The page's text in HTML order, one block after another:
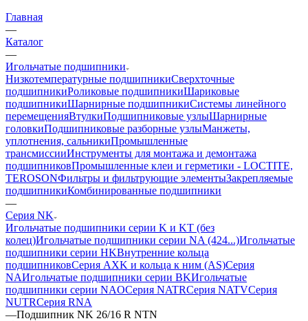
Главная
—
Каталог
—
Игольчатые подшипники
Низкотемпературные подшипникиСверхточные
подшипникиРоликовые подшипникиШариковые
подшипникиШарнирные подшипникиСистемы линейного
перемещенияВтулкиПодшипниковые узлыШарнирные
головкиПодшипниковые разборные узлыМанжеты,
уплотнения, сальникиПромышленные
трансмиссииИнструменты для монтажа и демонтажа
подшипниковПромышленные клеи и герметики - LOCTITE,
TEROSONФильтры и фильтрующие элементыЗакрепляемые
подшипникиКомбинированные подшипники
—
Серия NK
Игольчатые подшипники серии K и KT (без
колец)Игольчатые подшипники серии NA (424...)Игольчатые
подшипники серии HKВнутренние кольца
подшипниковСерия AXK и кольца к ним (AS)Серия
NAИгольчатые подшипники серии BKИгольчатые
подшипники серии NAOСерия NATRСерия NATVСерия
NUTRСерия RNA
—Подшипник NK 26/16 R NTN